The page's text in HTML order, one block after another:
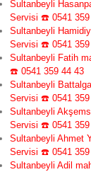
Sultanbeyli
Servisi ☎️ 0541 359
Sultanbeyli
Servisi ☎️ 0541 359
Sultanbeyli Fatih
☎️ 0541 359 44 43
Sultanbeyli
Servisi ☎️ 0541 359
Sultanbeyli
Servisi ☎️ 0541 359
Sultanbeyli Ahmet
Servisi ☎️ 0541 359
Sultanbeyli Adil